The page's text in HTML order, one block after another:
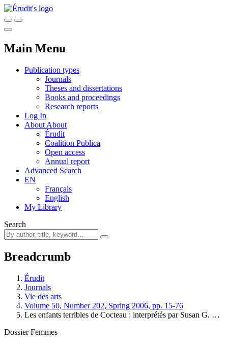
Main Menu
Publication types
Journals
Theses and dissertations
Books and proceedings
Research reports
Log In
About About
Érudit
Coalition Publica
Open access
Annual report
Advanced Search
EN
Français
English
My Library
Search
Breadcrumb
Érudit
Journals
Vie des arts
Volume 50, Number 202, Spring 2006, pp. 15-76
Les enfants terribles de Cocteau : interprétés par Susan G. …
Dossier Femmes